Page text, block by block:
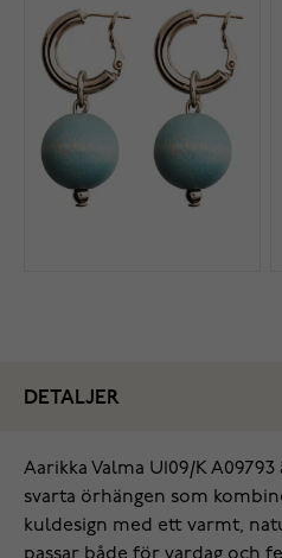
DETALJER
Aarikka Valma U109/K
svarta örhängen som
kuldesign med ett varmt,